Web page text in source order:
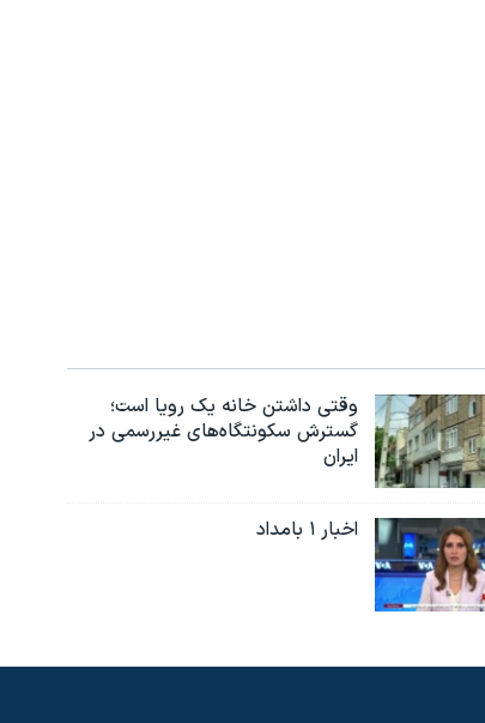
وقتی داشتن خانه یک رویا است؛
گسترش سکونتگاه‌های غیررسمی در
ایران
اخبار ۱ بامداد